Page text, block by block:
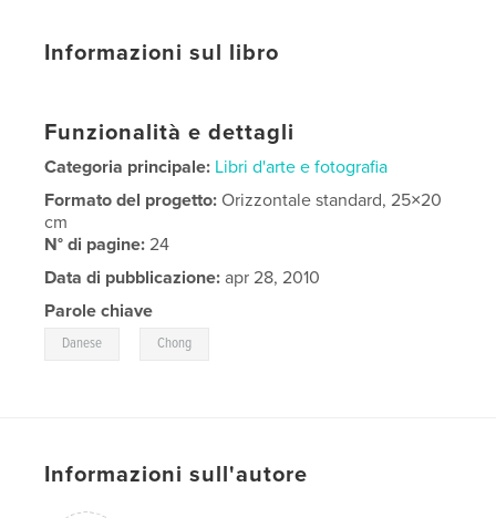
Informazioni sul libro
Funzionalità e dettagli
Categoria principale: Libri d'arte e fotografia
Formato del progetto:Orizzontale standard, 25×20
cm
N° di pagine:24
Data di pubblicazione: apr 28, 2010
Parole chiave
Danese Chong
Informazioni sull'autore